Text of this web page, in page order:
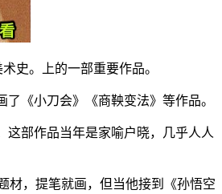
史。上的一部重要作品。
《小刀会》《商鞅变法》等作品。
这部作品当年是家喻户晓，几乎人人
材，提笔就画，但当他接到《孙悟空